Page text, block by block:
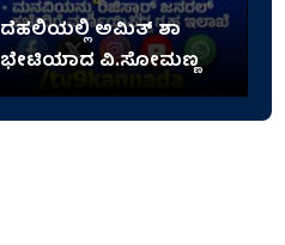
ದೆಹಲಿಯಲ್ಲಿ ಅಮಿತ್ ಶಾ
ಭೇಟಿಯಾದ ವಿ.ಸೋಮಣ್ಣ